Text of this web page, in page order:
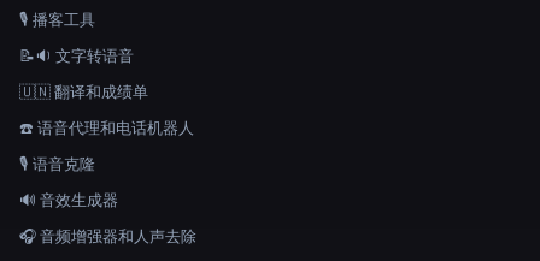
🎙️ 播客工具
📝🔉 文字转语音
🇺🇳 翻译和成绩单
☎️ 语音代理和电话机器人
🎙️ 语音克隆
🔊 音效生成器
🎧 音频增强器和人声去除